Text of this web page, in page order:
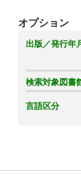
オプション
出版／発行年
検索対象図書
言語区分